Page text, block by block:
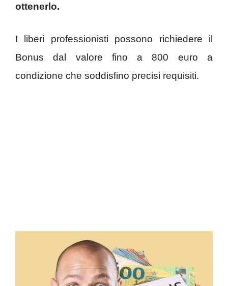
ottenerlo.
I liberi professionisti possono richiedere il
Bonus dal valore fino a 800 euro a
condizione che soddisfino precisi requisiti.